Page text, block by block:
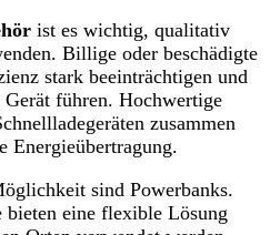
ist es wichtig, qualitativ
Billige oder beschädigte
stark beeinträchtigen und
Gerät führen. Hochwertige
zusammen
Energieübertragung.
sind Powerbanks.
bieten eine flexible Lösung